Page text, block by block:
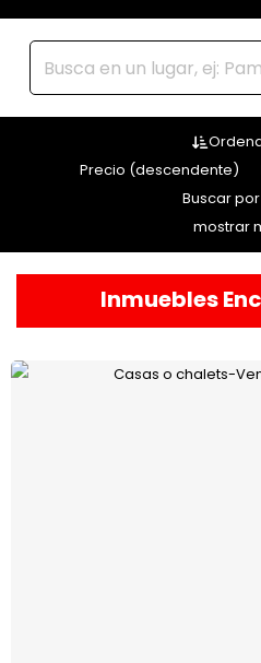
Precio (descendente)
Buscar
mostrar
Inmuebles